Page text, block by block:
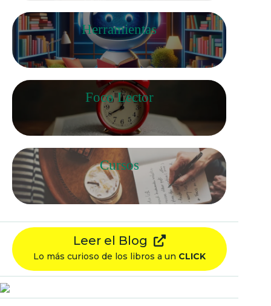
Herramientas
Foco Lector
Cursos
Leer el Blog
Lo más curioso de los libros a un CLICK